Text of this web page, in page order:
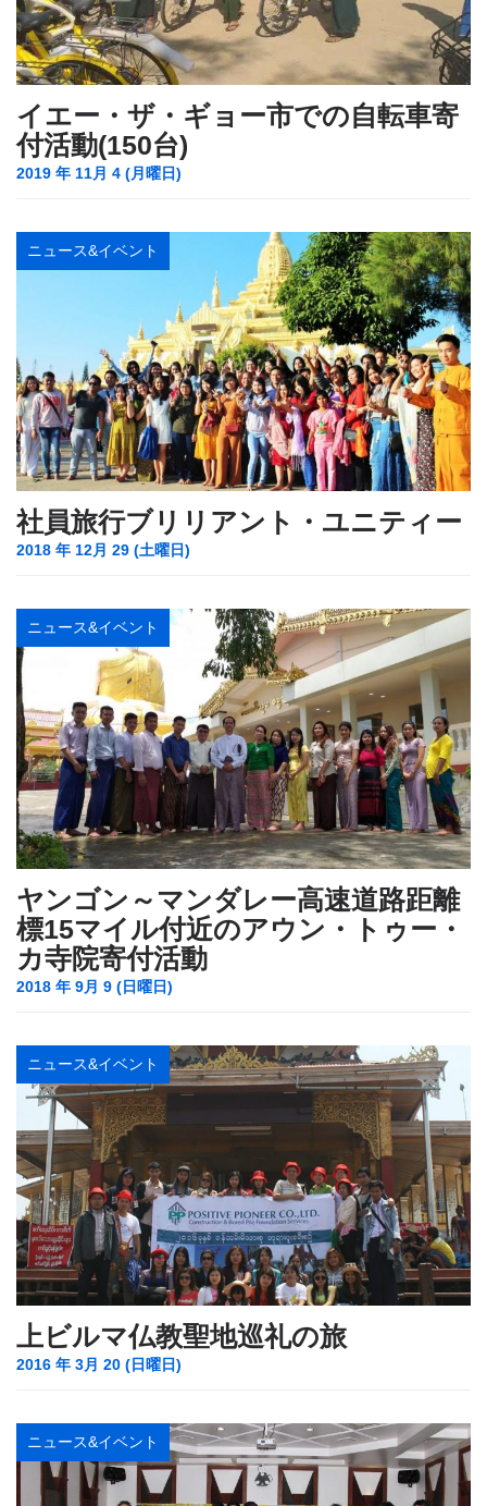
イエー・ザ・ギョー市での自転車寄
付活動(150台)
2019 年 11月 4 (月曜日)
ニュース&イベント
社員旅行ブリリアント・ユニティー
2018 年 12月 29 (土曜日)
ニュース&イベント
ヤンゴン～マンダレー高速道路距離
標15マイル付近のアウン・トゥー・
カ寺院寄付活動
2018 年 9月 9 (日曜日)
ニュース&イベント
上ビルマ仏教聖地巡礼の旅
2016 年 3月 20 (日曜日)
ニュース&イベント